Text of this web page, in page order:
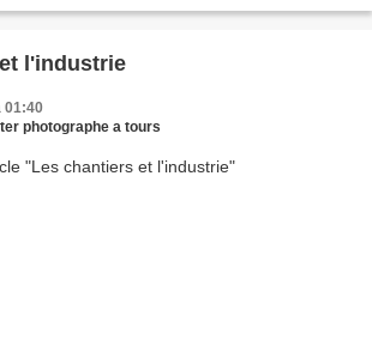
l'industrie
01:40
photographe a tours